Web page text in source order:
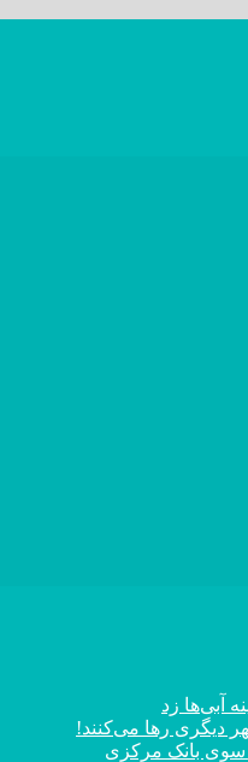
دیگری رها می‌کنند!
سوی بانک مرکزی